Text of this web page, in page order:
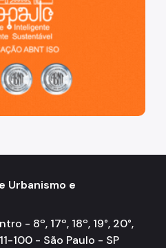
Urbanismo e
- 8º, 17º, 18º, 19°, 20°,
100 - São Paulo - SP